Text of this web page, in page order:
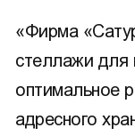
«Фирма
стеллажи для
оптимальное
адресного